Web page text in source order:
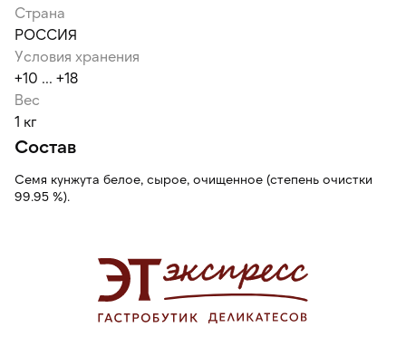
Страна
РОССИЯ
Условия хранения
+10 ... +18
Вес
1 кг
Состав
Семя кунжута белое, сырое, очищенное (степень очистки
99.95 %).